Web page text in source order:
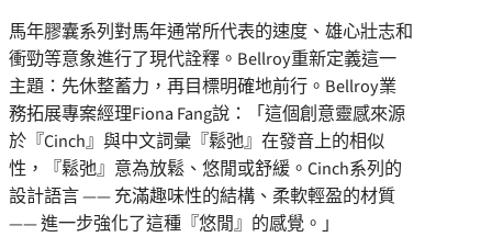
馬年膠囊系列對馬年通常所代表的速度、雄心壯志和
衝勁等意象進行了現代詮釋。Bellroy重新定義這一
主題：先休整蓄力，再目標明確地前行。Bellroy業
務拓展專案經理Fiona Fang說：「這個創意靈感來源
於『Cinch』與中文詞彙『鬆弛』在發音上的相似
性，『鬆弛』意為放鬆、悠閒或舒緩。Cinch系列的
設計語言 —— 充滿趣味性的結構、柔軟輕盈的材質
—— 進一步強化了這種『悠閒』的感覺。」